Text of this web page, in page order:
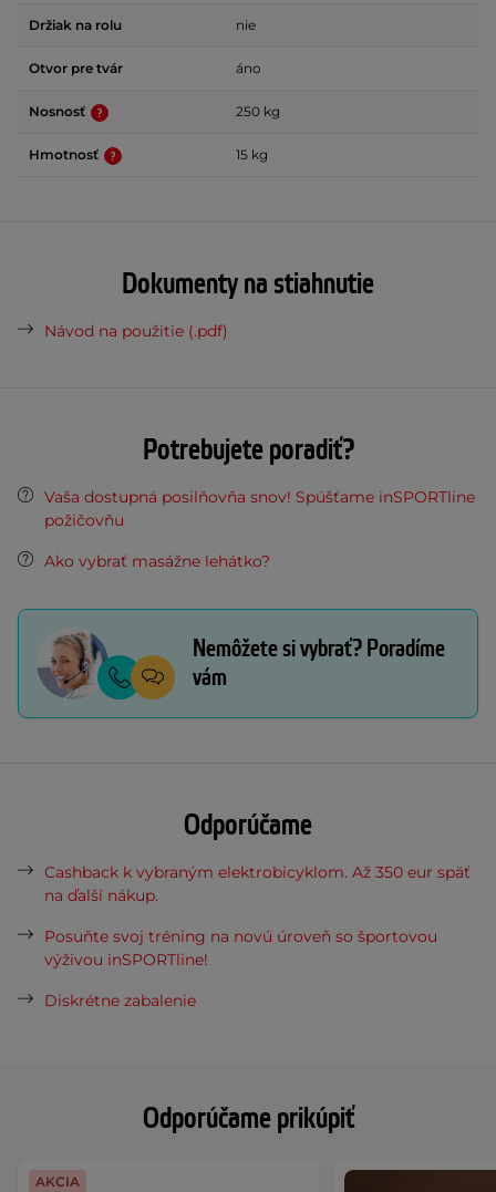
Odporúčame prikúpiť
AKCIA
Držiak na rolu nie
Otvor pre tvár áno
Nosnosť 250 kg
Hmotnosť 15 kg
Dokumenty na stiahnutie
Návod na použitie (.pdf)
Potrebujete poradiť?
Vaša dostupná posilňovňa snov! Spúšťame inSPORTline
požičovňu
Ako vybrať masážne lehátko?
Nemôžete si vybrať? Poradíme
vám
Odporúčame
Cashback k vybraným elektrobicyklom. Až 350 eur späť
na ďalší nákup.
Posuňte svoj tréning na novú úroveň so športovou
výživou inSPORTline!
Diskrétne zabalenie